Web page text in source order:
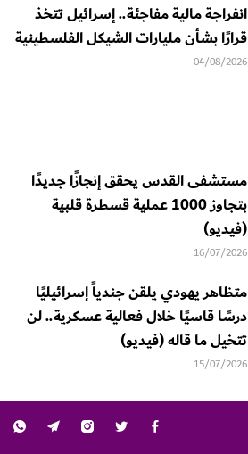
انفراجة مالية مفاجئة.. إسرائيل تتخذ
قرارًا بشأن مليارات الشيكل الفلسطينية
04/08/2026
مستشفى القدس يحقق إنجازًا جديدًا
بتجاوز 1000 عملية قسطرة قلبية
(فيديو)
16/07/2026
متظاهر يهودي يلقن جندياً إسرائيليًا
درسًا قاسيًا خلال فعالية عسكرية.. لن
تتخيل ما قاله (فيديو)
15/07/2026